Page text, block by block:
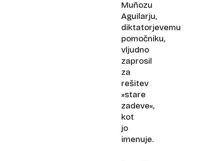
Muñozu
Aguilarju,
diktatorjevemu
pomočniku,
vljudno
zaprosil
za
rešitev
»stare
zadeve«,
kot
jo
imenuje.